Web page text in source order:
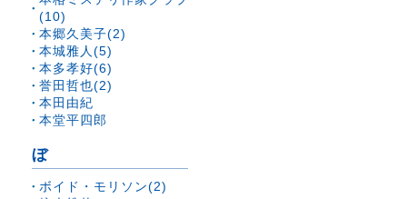
(10)
本郷久美子(2)
本城雅人(5)
本多孝好(6)
誉田哲也(2)
本田由紀
本堂平四郎
ぼ
ボイド・モリソン(2)